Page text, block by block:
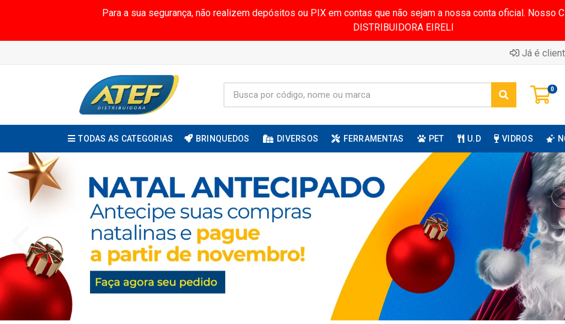
Para a sua segurança, não realizem depósitos ou PIX em contas que não sejam a nossa conta oficial. Nosso
DISTRIBUIDORA EIRELI
Já é
0
TODAS AS CATEGORIAS BRINQUEDOS DIVERSOS FERRAMENTAS PET U.D VIDROS